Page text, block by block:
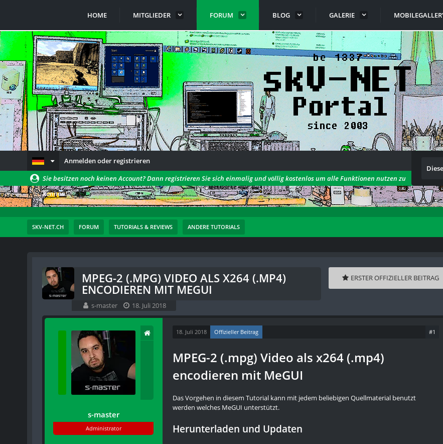
HOME MITGLIEDER FORUM BLOG GALERIE
Anmelden oder registrieren
Sie besitzen noch keinen Account? Dann registrieren Sie sich einmalig und völlig kostenlos um alle Funktionen nutzen zu
können!
SKV-NET.CH FORUM TUTORIALS & REVIEWS ANDERE TUTORIALS
MPEG-2 (.MPG) VIDEO ALS X264 (.MP4)
ENCODIEREN MIT MEGUI
s-master 18. Juli 2018
ERSTER OFFIZIELLER BEITRAG
s-master
Administrator
18. Juli 2018 Offizieller Beitrag #1
MPEG-2 (.mpg) Video als x264 (.mp4)
encodieren mit MeGUI
Das Vorgehen in diesem Tutorial kann mit jedem beliebigen Quellmaterial benutzt
werden welches MeGUI unterstützt.
Herunterladen und Updaten